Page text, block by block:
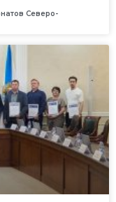
Северо-